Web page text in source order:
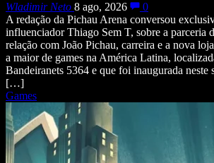
Wladimir Neto 8 ago, 2026
0
A redação da Pichau Arena conversou
influenciador Thiago Sem T, sobre a parceria
relação com João Pichau, carreira e a nova
a maior de games na América Latina,
Bandeiranets 5364 e que foi inaugurada neste
[…]
Games